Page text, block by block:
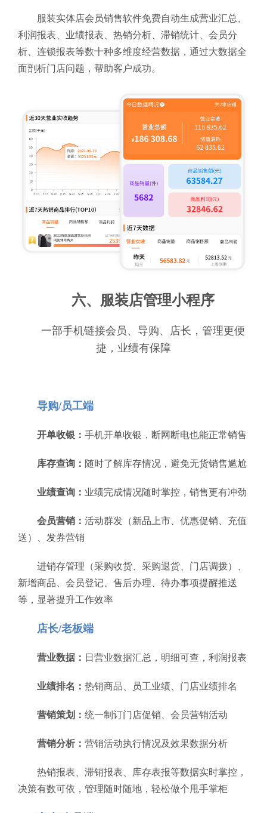
服装实体店会员销售软件免费自动生成营业汇总、
利润报表、业绩报表、热销分析、滞销统计、会员分
析、连锁报表等数十种多维度经营数据，通过大数据全
面剖析门店问题，帮助客户成功。
六、服装店管理小程序
一部手机链接会员、导购、店长，管理更便
捷，业绩有保障
导购/员工端
开单收银： 手机开单收银，断网断电也能正常销售
库存查询： 随时了解库存情况，避免无货销售尴尬
业绩查询： 业绩完成情况随时掌控，销售更有冲劲
会员营销： 活动群发（新品上市、优惠促销、充值
送）、发券营销
进销存管理（采购收货、采购退货、门店调拨）、
新增商品、会员登记、售后办理、待办事项提醒推送
等，显著提升工作效率
店长/老板端
营业数据： 日营业数据汇总，明细可查，利润报表
业绩排名： 热销商品、员工业绩、门店业绩排名
营销策划： 统一制订门店促销、会员营销活动
营销分析： 营销活动执行情况及效果数据分析
热销报表、滞销报表、库存表报等数据实时掌控，
决策有数可依，管理随时随地，轻松做个甩手掌柜